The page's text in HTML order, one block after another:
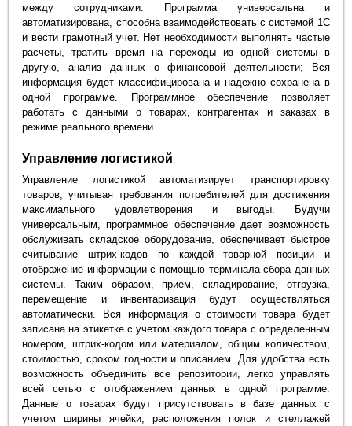
между сотрудниками. Программа универсальна и
автоматизирована, способна взаимодействовать с системой 1С
и вести грамотный учет. Нет необходимости выполнять частые
расчеты, тратить время на переходы из одной системы в
другую, анализ данных о финансовой деятельности; Вся
информация будет классифицирована и надежно сохранена в
одной программе. Программное обеспечение позволяет
работать с данными о товарах, контрагентах и заказах в
режиме реального времени.
Управление логистикой
Управление логистикой автоматизирует транспортировку
товаров, учитывая требования потребителей для достижения
максимального удовлетворения и выгоды. Будучи
универсальным, программное обеспечение дает возможность
обслуживать складское оборудование, обеспечивает быстрое
считывание штрих-кодов по каждой товарной позиции и
отображение информации с помощью терминала сбора данных
системы. Таким образом, прием, складирование, отгрузка,
перемещение и инвентаризация будут осуществляться
автоматически. Вся информация о стоимости товара будет
записана на этикетке с учетом каждого товара с определенным
номером, штрих-кодом или материалом, общим количеством,
стоимостью, сроком годности и описанием. Для удобства есть
возможность объединить все репозитории, легко управлять
всей сетью с отображением данных в одной программе.
Данные о товарах будут присутствовать в базе данных с
учетом ширины ячейки, расположения полок и стеллажей